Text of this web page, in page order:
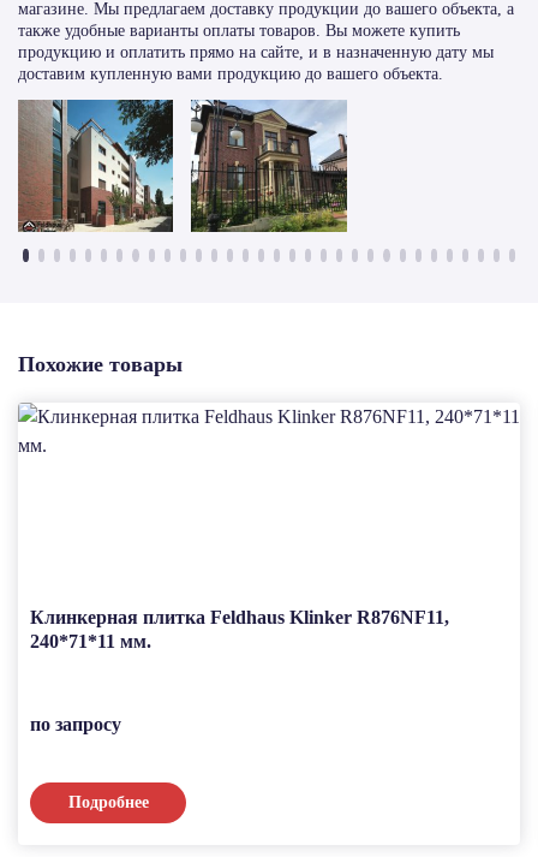
магазине. Мы предлагаем доставку продукции до вашего объекта, а
также удобные варианты оплаты товаров. Вы можете купить
продукцию и оплатить прямо на сайте, и в назначенную дату мы
доставим купленную вами продукцию до вашего объекта.
Похожие товары
Клинкерная плитка Feldhaus Klinker R876NF11,
240*71*11 мм.
по запросу
Подробнее